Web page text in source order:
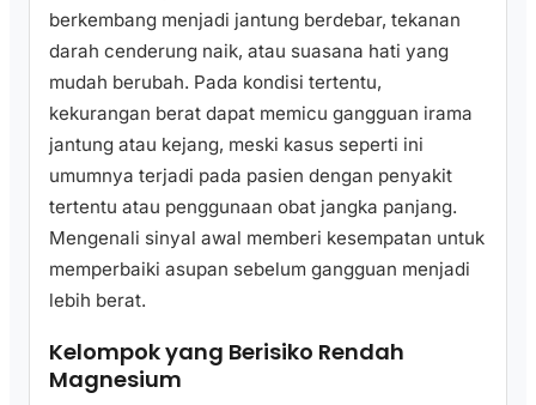
berkembang menjadi jantung berdebar, tekanan
darah cenderung naik, atau suasana hati yang
mudah berubah. Pada kondisi tertentu,
kekurangan berat dapat memicu gangguan irama
jantung atau kejang, meski kasus seperti ini
umumnya terjadi pada pasien dengan penyakit
tertentu atau penggunaan obat jangka panjang.
Mengenali sinyal awal memberi kesempatan untuk
memperbaiki asupan sebelum gangguan menjadi
lebih berat.
Kelompok yang Berisiko Rendah
Magnesium